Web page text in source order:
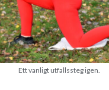
Ett vanligt utfallssteg igen.